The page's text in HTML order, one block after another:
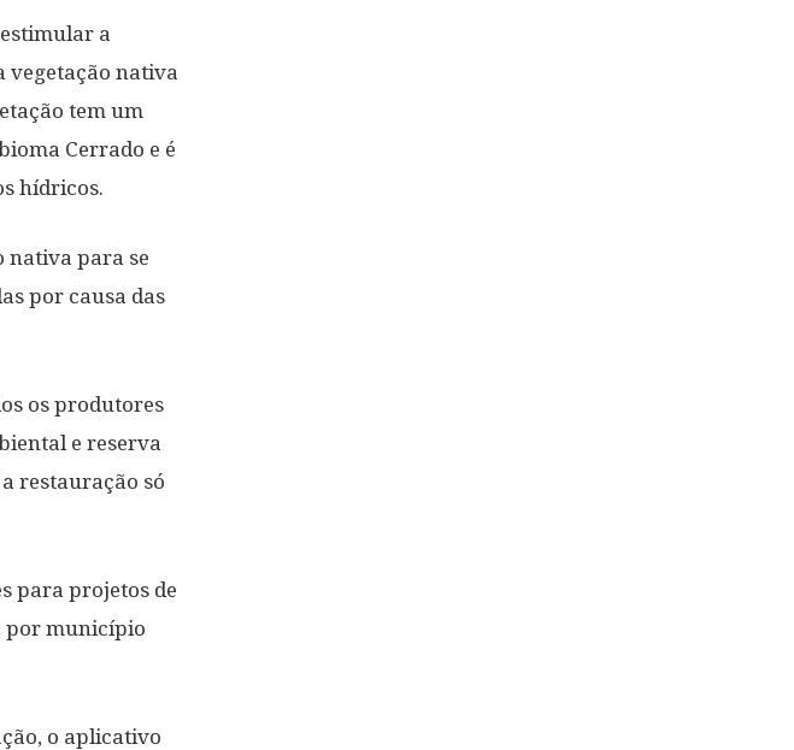
a
vegetação nativa
tem um
Cerrado e é
hídricos.
nativa para se
por causa das
os produtores
e reserva
restauração só
para projetos de
por município
o aplicativo